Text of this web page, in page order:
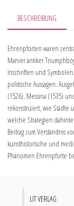
BESCHREIBUNG
Ehrenpforten waren
Manier antiker
Inschriften und
politische Aussagen.
(1526), Messina (1535)
rekonstruiert, wie Städte
welche Strategien
Beitrag zum Verständnis
kunsthistorische und
Phänomen Ehrenpforte
LIT VERLAG